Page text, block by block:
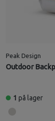
Peak Design
Outdoor
1 på lager